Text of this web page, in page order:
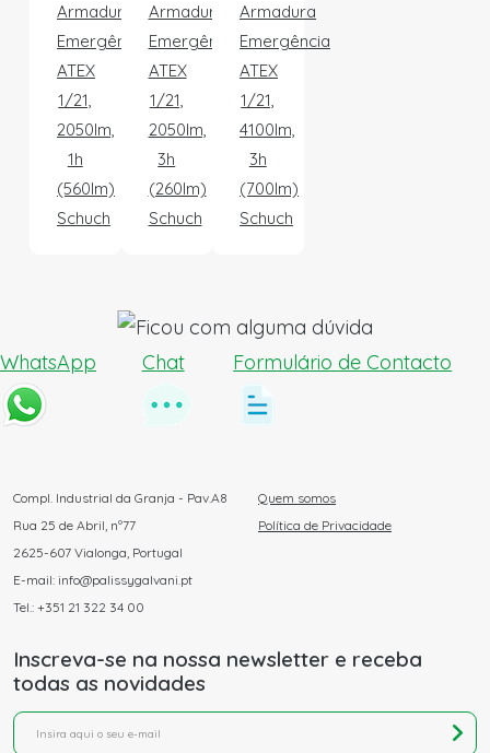
Armadura
Emergência
ATEX
1/21,
2050lm,
1h
(560lm)
Schuch
Armadura
Emergência
ATEX
1/21,
2050lm,
3h
(260lm)
Schuch
Armadura
Emergência
ATEX
1/21,
4100lm,
3h
(700lm)
Schuch
WhatsApp Chat Formulário de Contacto
Compl. Industrial da Granja - Pav.A8
Rua 25 de Abril, nº77
2625-607 Vialonga, Portugal
E-mail: info@palissygalvani.pt
Tel.: +351 21 322 34 00
Quem somos
Política de Privacidade
Inscreva-se na nossa newsletter e receba
todas as novidades